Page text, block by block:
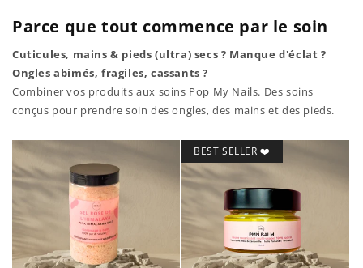
Parce que tout commence par le soin
Cuticules, mains & pieds (ultra) secs ? Manque d'éclat ?
Ongles abimés, fragiles, cassants ?
Combiner vos produits aux soins Pop My Nails. Des soins
conçus pour prendre soin des ongles, des mains et des pieds.
BEST SELLER ❤️